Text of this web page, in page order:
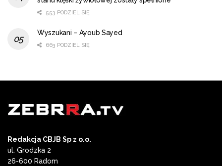
553 PODZIEL SIĘ
Wyszukani – Ayoub Sayed
663 PODZIEL SIĘ
Redakcja CBJB Sp z o.o.
ul. Grodzka 2
26-600 Radom